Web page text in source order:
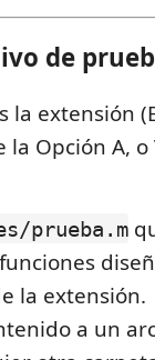
de
la extensión
Opción A, o
prueba.m
la extensión.
a un